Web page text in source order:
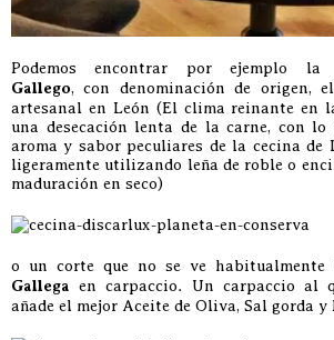
Podemos encontrar por ejemplo la
Gallego, con denominación de origen,
artesanal en León (El clima reinante en
una desecación lenta de la carne, con lo
aroma y sabor peculiares de la cecina de
ligeramente utilizando leña de roble o
maduración en seco)
o un corte que no se ve habitualmente
Gallega en carpaccio. Un carpaccio al
añade el mejor Aceite de Oliva, Sal gorda y